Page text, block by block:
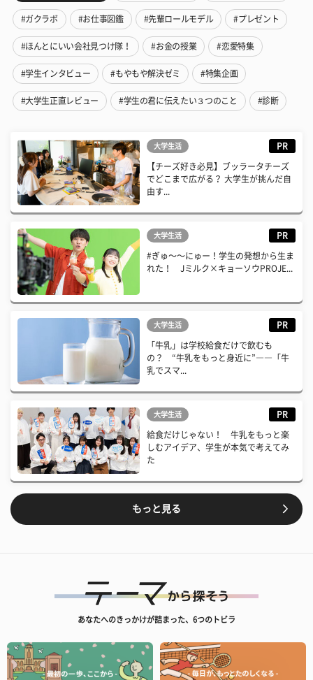
#ガクラボ #お仕事図鑑 #先輩ロールモデル #プレゼント
#ほんとにいい会社見つけ隊！ #お金の授業 #恋愛特集
#学生インタビュー #もやもや解決ゼミ #特集企画
#大学生正直レビュー #学生の君に伝えたい３つのこと #診断
大学生活 PR
【チーズ好き必見】ブッラータチーズ
でどこまで広がる？ 大学生が挑んだ自
由す...
大学生活 PR
#ぎゅ〜〜にゅー！学生の発想から生ま
れた！ Jミルク×キョーソウPROJE...
大学生活 PR
「牛乳」は学校給食だけで飲むも
の？ “牛乳をもっと身近に”――「牛
乳でスマ...
大学生活 PR
給食だけじゃない！ 牛乳をもっと楽
しむアイデア、学生が本気で考えてみ
た
もっと見る
あなたへのきっかけが詰まった、6つのトビラ